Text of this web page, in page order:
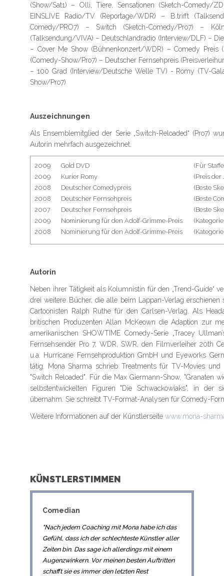
(Show/Sat1) – Olli, Tiere, Sensationen (Sketch-Comedy/
EINSLIVE Radio/TV (Reportage/WDR) – B.trifft
Comedy/PRO7) – Switch (Sketch-Comedy/Pro7) –
(Talksendung/VIVA) – Deutschlandradio (Interview/DLF) –
– Cover Me Show (Bühnenkonzert/WDR) – Comedy Preis
(Comedy-Show/Pro7) – Deutscher Fernsehpreis
– 100 Grad (Interview/Deutsche Welle TV) - Romy (TV-
Show/Pro7)
Auszeichnungen
Als Ensemblemitglied der Serie „Switch-Reloaded“ (Pro7)
Autorin mehrfach ausgezeichnet.
2009 Gold DVD
(Für
2009
Kurier Romy
(Preis der
2008
Deutscher Comedypreis
(Beste
2008
Deutscher Fernsehpreis
(Beste
2007
Deutscher Fernsehpreis
(Beste
2009
Nominierung für den Adolf-Grimme-Preis
2008
Nominierung für den Adolf-Grimme-Preis
Autorin
Neben ihrer Tätigkeit als Kolumnistin für den „Trend-Guide“
drei weitere Bücher, die alle beim Lappan-Verlag
Cartoonisten Ralph Ruthe für den Carlsen-Verlag. Als
britischen Produzenten Allan McKeown die Adaption zur
amerikanischen SHOWTIME Comedy-Serie „Tracey
Fernsehsender Pro 7, WDR, SWR, den Filmverleiher 20th
u.a. Hurricane Fernsehproduktion GmbH und Eyeworks
tätig. Mona Sharma schrieb Treatments für TV-Movies
"Switch Reloaded". Für die Max Giermann-Show, "Granaten
selbstentwickelten Figuren "Die Schwackowiaks", in der
übernahm. Sie schreibt TV-Format-Analysen für Comedy-
Weitere Informationen auf der Künstlerseite www.mona-
KÜNSTLERSTIMMEN
Comedian
"Nach jedem Coaching mit Mona habe ich das
Gefühl, dass ich der schlechteste Künstler aller
Zeiten bin. Das sage ich allerdings mit einem
Augenzwinkern. Vor meinen besten Auftritten
schafft sie es immer den letzten Rest